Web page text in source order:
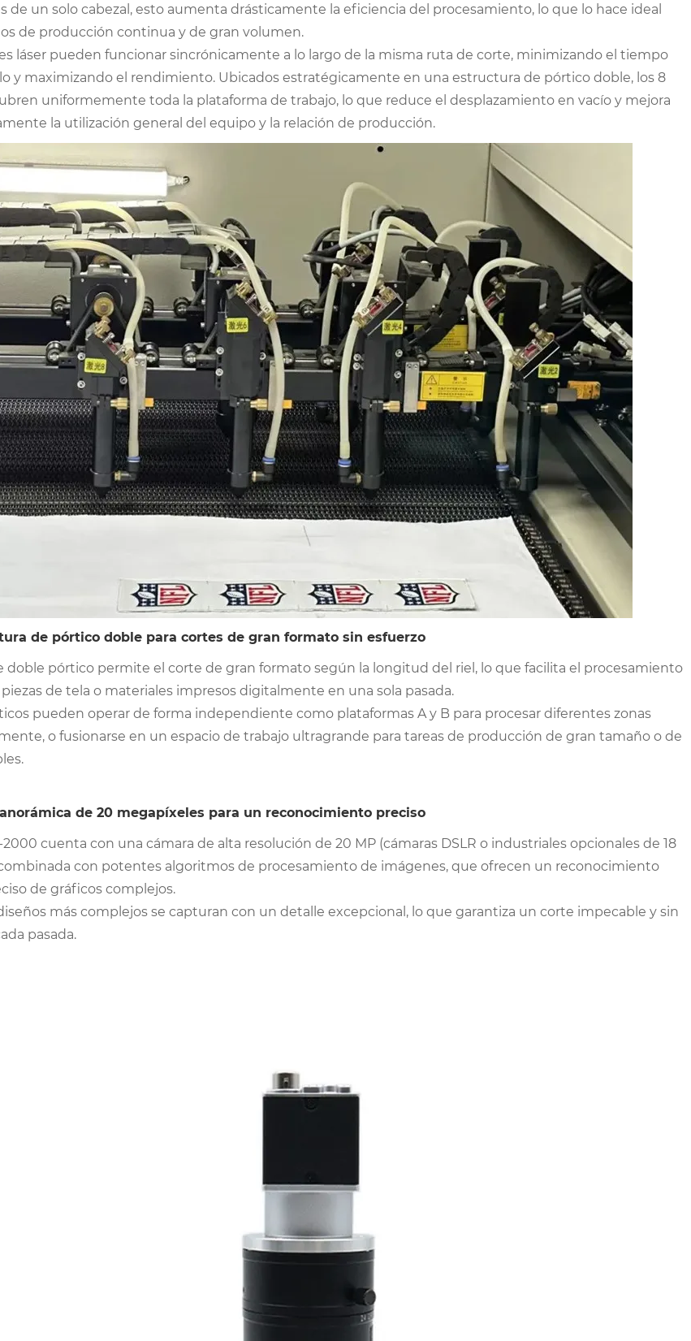
de un solo cabezal, esto aumenta drásticamente la eficiencia del procesamiento, lo que lo hace ideal
de producción continua y de gran volumen.
láser pueden funcionar sincrónicamente a lo largo de la misma ruta de corte, minimizando el tiempo
y maximizando el rendimiento. Ubicados estratégicamente en una estructura de pórtico doble, los 8
uniformemente toda la plataforma de trabajo, lo que reduce el desplazamiento en vacío y mejora
la utilización general del equipo y la relación de producción.
de pórtico doble para cortes de gran formato sin esfuerzo
doble pórtico permite el corte de gran formato según la longitud del riel, lo que facilita el procesamiento
de tela o materiales impresos digitalmente en una sola pasada.
pueden operar de forma independiente como plataformas A y B para procesar diferentes zonas
o fusionarse en un espacio de trabajo ultragrande para tareas de producción de gran tamaño o de
de 20 megapíxeles para un reconocimiento preciso
2000 cuenta con una cámara de alta resolución de 20 MP (cámaras DSLR o industriales opcionales de 18
con potentes algoritmos de procesamiento de imágenes, que ofrecen un reconocimiento
de gráficos complejos.
más complejos se capturan con un detalle excepcional, lo que garantiza un corte impecable y sin
pasada.